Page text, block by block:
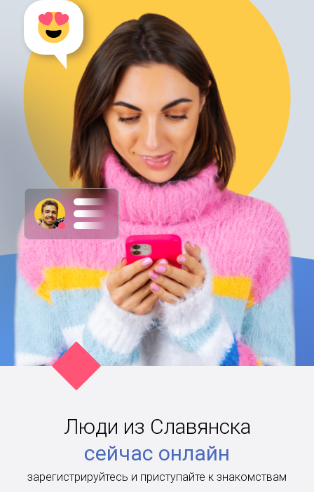
Люди из Славянска
сейчас онлайн
зарегистрируйтесь и приступайте к знакомствам